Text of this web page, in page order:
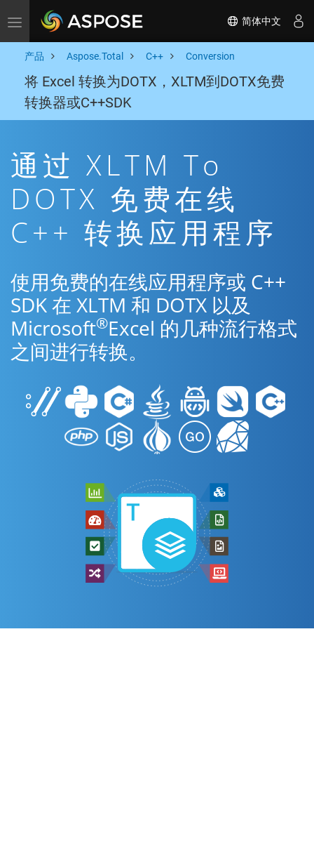
Toggle navigation 简体中文
产品 Aspose.Total C++ Conversion
将 Excel 转换为DOTX，XLTM到DOTX免费
转换器或C++SDK
通过 XLTM To
DOTX 免费在线
C++ 转换应用程序
使用免费的在线应用程序或 C++
SDK 在 XLTM 和 DOTX 以及
Microsoft®Excel 的几种流行格式
之间进行转换。